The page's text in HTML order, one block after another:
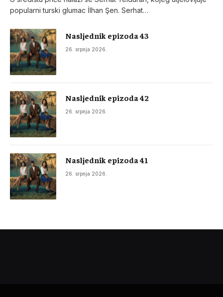
popularni turski glumac İlhan Şen. Serhat…
Nasljednik epizoda 43
26. srpnja 2026.
Nasljednik epizoda 42
26. srpnja 2026.
Nasljednik epizoda 41
26. srpnja 2026.